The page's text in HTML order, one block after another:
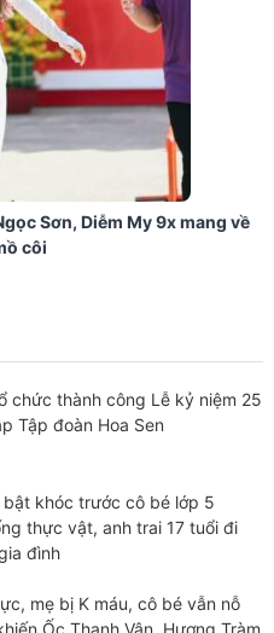
Sơn, Diễm My 9x mang về
côi
chức thành công Lễ kỷ niệm 25
Tập đoàn Hoa Sen
bật khóc trước cô bé lớp 5
thực vật, anh trai 17 tuổi đi
đình
mẹ bị K máu, cô bé vẫn nỗ